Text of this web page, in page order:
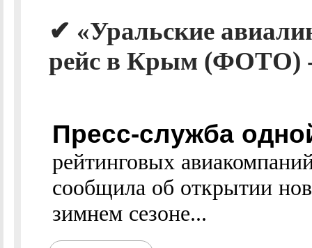
✔ «Уральские
рейс в Крым (ФОТО)
Пресс-служба
рейтинговых
сообщила об открытии
зимнем сезоне...